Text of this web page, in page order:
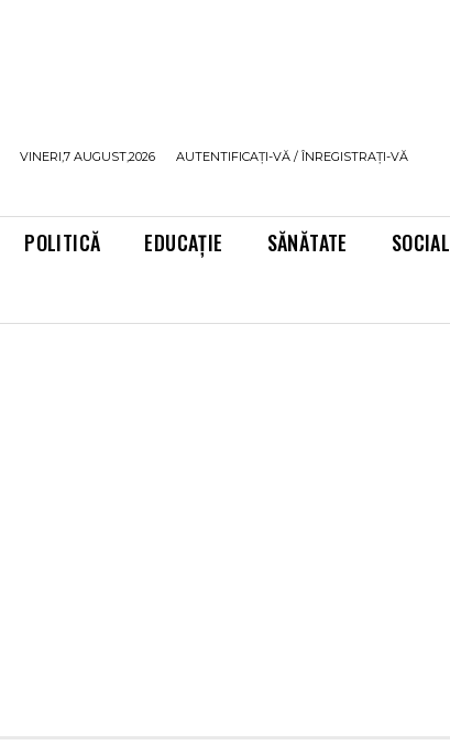
VINERI,7 AUGUST,2026 AUTENTIFICAȚI-VĂ / ÎNREGISTRAȚI-VĂ
POLITICĂ EDUCAȚIE SĂNĂTATE SOCIAL